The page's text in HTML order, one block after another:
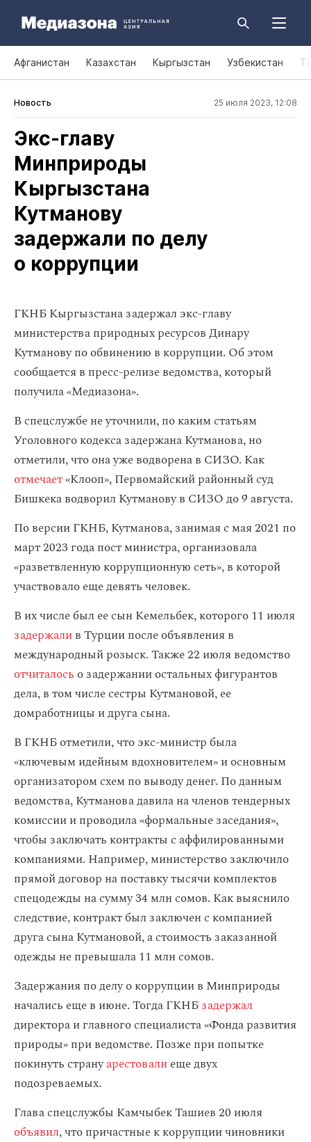
Афганистан Казахстан Кыргызстан Узбекистан
Новость 25 июля 2023, 12:08
Экс‑главу
Минприроды
Кыргызстана
Кутманову
задержали по делу
о коррупции
ГКНБ Кыргызстана задержал экс-главу
министерства природных ресурсов Динару
Кутманову по обвинению в коррупции. Об этом
сообщается в пресс-релизе ведомства, который
получила «Медиазона».
В спецслужбе не уточнили, по каким статьям
Уголовного кодекса задержана Кутманова, но
отметили, что она уже водворена в СИЗО. Как
отмечает«Клооп», Первомайский районный суд
Бишкека водворил Кутманову в СИЗО до 9 августа.
По версии ГКНБ, Кутманова, занимая с мая 2021 по
март 2023 года пост министра, организовала
«разветвленную коррупционную сеть», в которой
участвовало еще девять человек.
В их числе был ее сын Кемельбек, которого 11 июля
задержалив Турции после объявления в
международный розыск. Также 22 июля ведомство
отчиталось о задержании остальных фигурантов
дела, в том числе сестры Кутмановой, ее
домработницы и друга сына.
В ГКНБ отметили, что экс-министр была
«ключевым идейным вдохновителем» и основным
организатором схем по выводу денег. По данным
ведомства, Кутманова давила на членов тендерных
комиссии и проводила «формальные заседания»,
чтобы заключать контракты с аффилированными
компаниями. Например, министерство заключило
прямой договор на поставку тысячи комплектов
спецодежды на сумму 34 млн сомов. Как выяснило
следствие, контракт был заключен с компанией
друга сына Кутмановой, а стоимость заказанной
одежды не превышала 11 млн сомов.
Задержания по делу о коррупции в Минприроды
начались еще в июне. Тогда ГКНБзадержал
директора и главного специалиста «Фонда развития
природы» при ведомстве. Позже при попытке
покинуть странуарестовалиеще двух
подозреваемых.
Глава спецслужбы Камчыбек Ташиев 20 июля
объявил, что причастные к коррупции чиновники